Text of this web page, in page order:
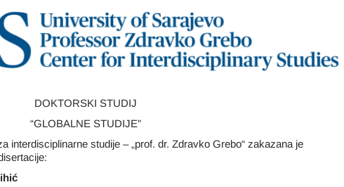
DOKTORSKI STUDIJ
“GLOBALNE STUDIJE”
interdisciplinarne studije – „prof. dr. Zdravko Grebo“ zakazana je